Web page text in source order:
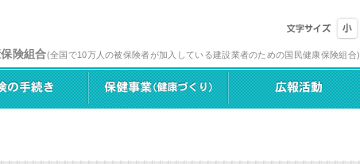
険組合(全国で10万人の被保険者が加入している建設業者のための国民健康保険組合)